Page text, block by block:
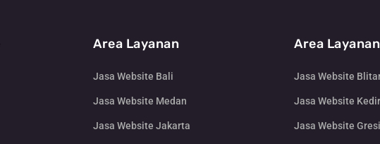
Area Layanan
Jasa Website Bali
Jasa Website Medan
Jasa Website Jakarta
Area
Jasa Website
Jasa Website
Jasa Website